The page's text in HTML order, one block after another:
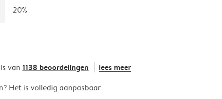
20%
van 1138 beoordelingen lees meer
Het is volledig aanpasbaar